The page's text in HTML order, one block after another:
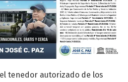
tenedor autorizado de los